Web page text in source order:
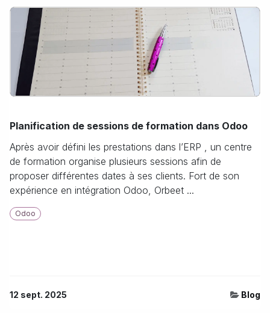
Planification de sessions de formation dans Odoo
Après avoir défini les prestations dans l’ERP , un centre
de formation organise plusieurs sessions afin de
proposer différentes dates à ses clients. Fort de son
expérience en intégration Odoo, Orbeet ...
Odoo
12 sept. 2025 Blog